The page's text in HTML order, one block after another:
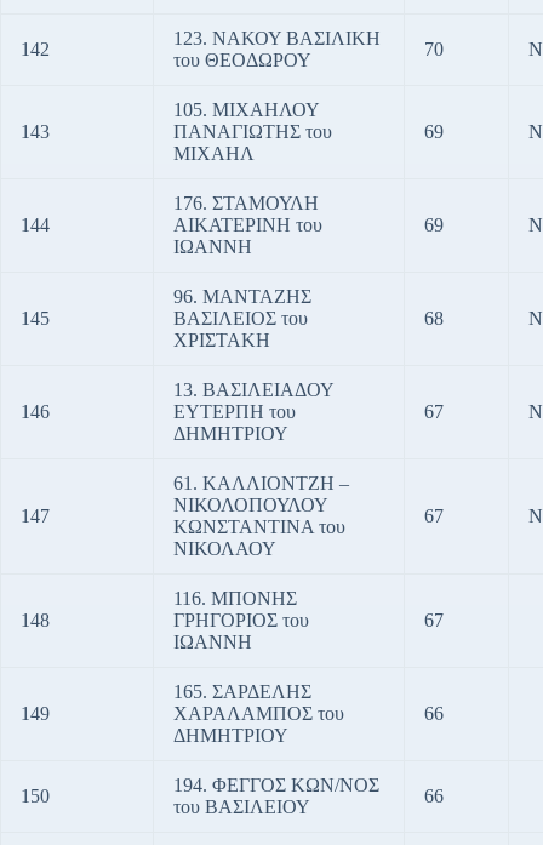
142
123. ΝΑΚΟΥ ΒΑΣΙΛΙΚΗ
του ΘΕΟΔΩΡΟΥ
70
143
105. ΜΙΧΑΗΛΟΥ
ΠΑΝΑΓΙΩΤΗΣ του
ΜΙΧΑΗΛ
69
144
176. ΣΤΑΜΟΥΛΗ
ΑΙΚΑΤΕΡΙΝΗ του
ΙΩΑΝΝΗ
69
145
96. ΜΑΝΤΑΖΗΣ
ΒΑΣΙΛΕΙΟΣ του
ΧΡΙΣΤΑΚΗ
68
146
13. ΒΑΣΙΛΕΙΑΔΟΥ
ΕΥΤΕΡΠΗ του
ΔΗΜΗΤΡΙΟΥ
67
147
61. ΚΑΛΛΙΟΝΤΖΗ –
ΝΙΚΟΛΟΠΟΥΛΟΥ
ΚΩΝΣΤΑΝΤΙΝΑ του
ΝΙΚΟΛΑΟΥ
67
148
116. ΜΠΟΝΗΣ
ΓΡΗΓΟΡΙΟΣ του
ΙΩΑΝΝΗ
67
149
165. ΣΑΡΔΕΛΗΣ
ΧΑΡΑΛΑΜΠΟΣ του
ΔΗΜΗΤΡΙΟΥ
66
150
194. ΦΕΓΓΟΣ ΚΩΝ/ΝΟΣ
του ΒΑΣΙΛΕΙΟΥ
66